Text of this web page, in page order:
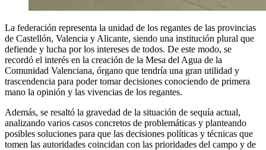
La federación representa la unidad de los regantes de las provincias
de Castellón, Valencia y Alicante, siendo una institución plural que
defiende y lucha por los intereses de todos. De este modo, se
recordó el interés en la creación de la Mesa del Agua de la
Comunidad Valenciana, órgano que tendría una gran utilidad y
trascendencia para poder tomar decisiones conociendo de primera
mano la opinión y las vivencias de los regantes.
Además, se resaltó la gravedad de la situación de sequía actual,
analizando varios casos concretos de problemáticas y planteando
posibles soluciones para que las decisiones políticas y técnicas que
tomen las autoridades coincidan con las prioridades del campo y de